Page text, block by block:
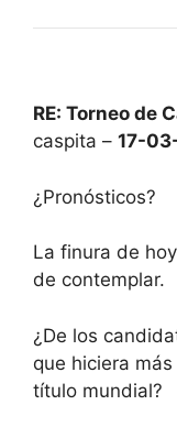
RE: Torneo de
caspita – 17-
¿Pronósticos?
La finura de
de contemplar.
¿De los
que hiciera
título mundial?